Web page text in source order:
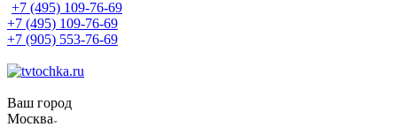
+7 (495) 109-76-69
+7 (495) 109-76-69
+7 (905) 553-76-69
Ваш город
Москва